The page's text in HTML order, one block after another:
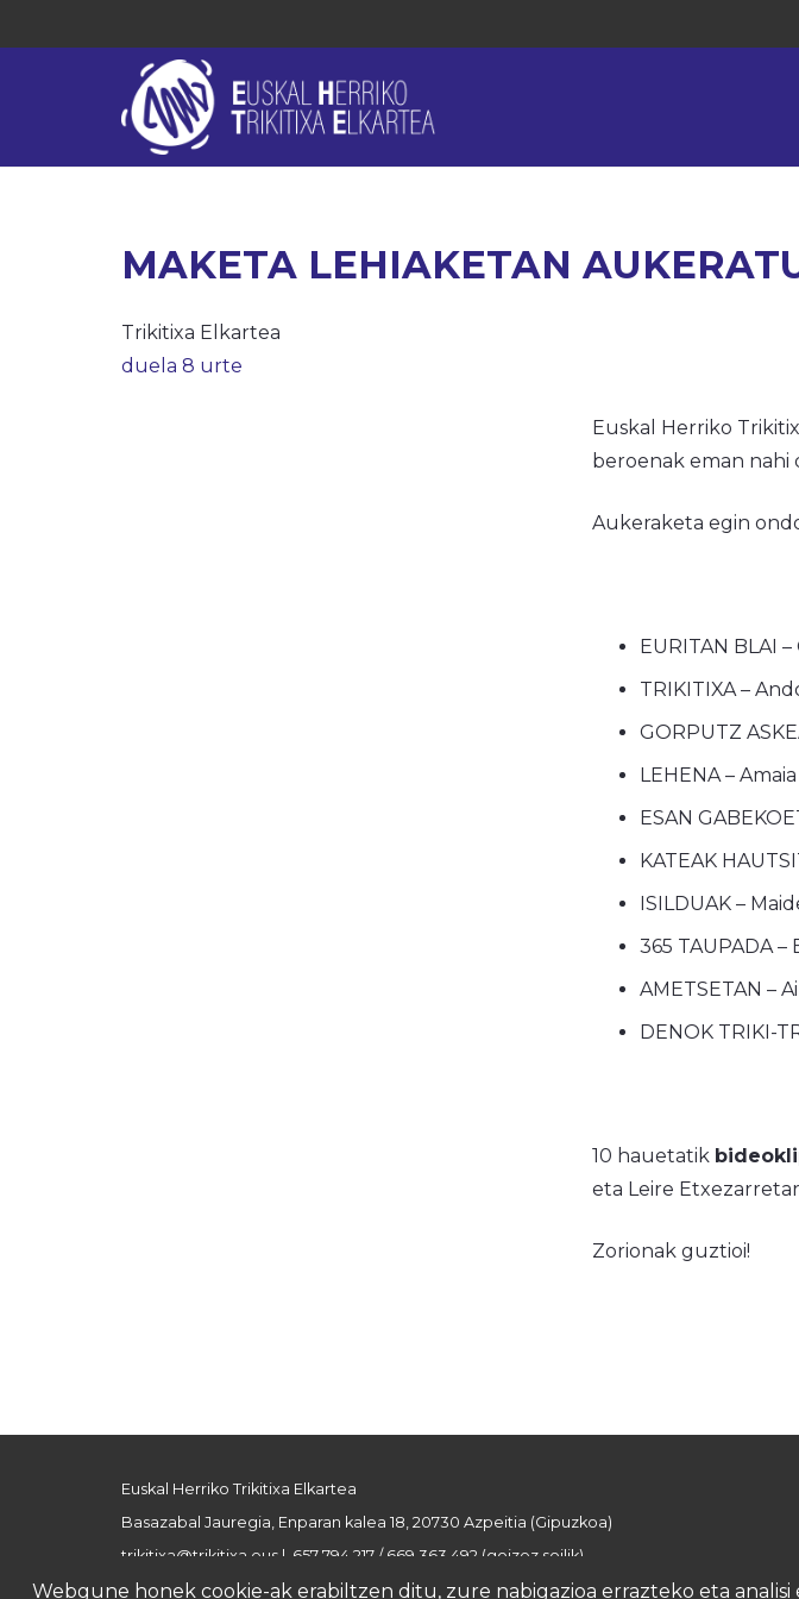
MAKETA LEHIAKETAN
Trikitixa Elkartea
duela 8 urte
Euskal Herriko
beroenak eman nahi
Aukeraketa egin
EURITAN BLAI
TRIKITIXA –
GORPUTZ
LEHENA –
ESAN
KATEAK
ISILDUAK –
365 TAUPADA
AMETSETAN –
DENOK TRIKI-
10 hauetatik
eta Leire
Zorionak guztioi!
Euskal Herriko Trikitixa Elkartea
Basazabal Jauregia, Enparan kalea 18, 20730 Azpeitia (Gipuzkoa)
trikitixa@trikitixa.eus | 657 794 217 / 669 363 492 (goizez soilik)
Webgune honek cookie-ak erabiltzen ditu, zure nabigazioa errazteko eta